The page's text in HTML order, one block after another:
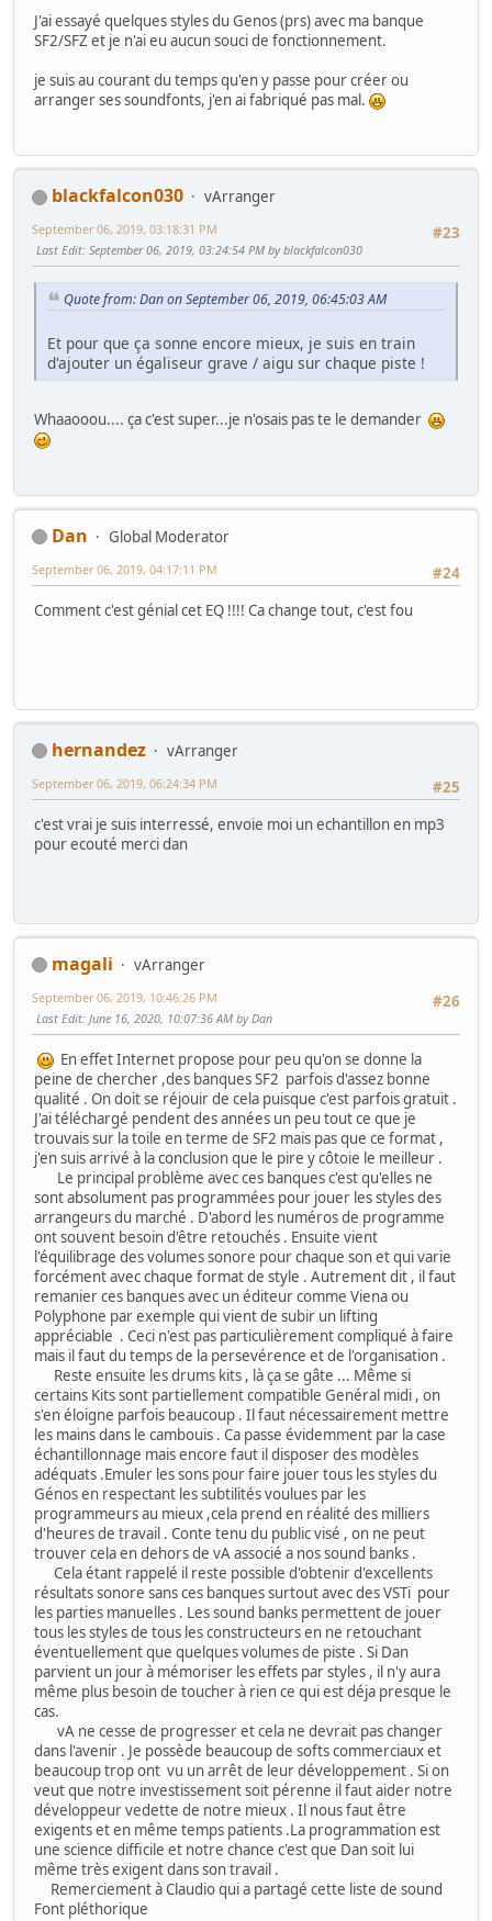
J'ai essayé quelques styles du Genos (prs) avec ma banque
SF2/SFZ et je n'ai eu aucun souci de fonctionnement.
je suis au courant du temps qu'en y passe pour créer ou
arranger ses soundfonts, j'en ai fabriqué pas mal.
blackfalcon030
vArranger
#23
September 06, 2019, 03:18:31 PM
Last Edit: September 06, 2019, 03:24:54 PM by blackfalcon030
Quote from: Dan on September 06, 2019, 06:45:03 AM
Et pour que ça sonne encore mieux, je suis en train
d'ajouter un égaliseur grave / aigu sur chaque piste !
Whaaooou.... ça c'est super...je n'osais pas te le demander
Dan
Global Moderator
#24
September 06, 2019, 04:17:11 PM
Comment c'est génial cet EQ !!!! Ca change tout, c'est fou
hernandez
vArranger
#25
September 06, 2019, 06:24:34 PM
c'est vrai je suis interressé, envoie moi un echantillon en mp3
pour ecouté merci dan
magali
vArranger
#26
September 06, 2019, 10:46:26 PM
Last Edit: June 16, 2020, 10:07:36 AM by Dan
En effet Internet propose pour peu qu'on se donne la
peine de chercher ,des banques SF2 parfois d'assez bonne
qualité . On doit se réjouir de cela puisque c'est parfois gratuit .
J'ai téléchargé pendent des années un peu tout ce que je
trouvais sur la toile en terme de SF2 mais pas que ce format ,
j'en suis arrivé à la conclusion que le pire y côtoie le meilleur .
Le principal problème avec ces banques c'est qu'elles ne
sont absolument pas programmées pour jouer les styles des
arrangeurs du marché . D'abord les numéros de programme
ont souvent besoin d'être retouchés . Ensuite vient
l'équilibrage des volumes sonore pour chaque son et qui varie
forcément avec chaque format de style . Autrement dit , il faut
remanier ces banques avec un éditeur comme Viena ou
Polyphone par exemple qui vient de subir un lifting
appréciable . Ceci n'est pas particulièrement compliqué à faire
mais il faut du temps de la persevérence et de l'organisation .
Reste ensuite les drums kits , là ça se gâte ... Même si
certains Kits sont partiellement compatible Genéral midi , on
s'en éloigne parfois beaucoup . Il faut nécessairement mettre
les mains dans le cambouis . Ca passe évidemment par la case
échantillonnage mais encore faut il disposer des modèles
adéquats .Emuler les sons pour faire jouer tous les styles du
Génos en respectant les subtilités voulues par les
programmeurs au mieux ,cela prend en réalité des milliers
d'heures de travail . Conte tenu du public visé , on ne peut
trouver cela en dehors de vA associé a nos sound banks .
Cela étant rappelé il reste possible d'obtenir d'excellents
résultats sonore sans ces banques surtout avec des VSTi pour
les parties manuelles . Les sound banks permettent de jouer
tous les styles de tous les constructeurs en ne retouchant
éventuellement que quelques volumes de piste . Si Dan
parvient un jour à mémoriser les effets par styles , il n'y aura
même plus besoin de toucher à rien ce qui est déja presque le
cas.
vA ne cesse de progresser et cela ne devrait pas changer
dans l'avenir . Je possède beaucoup de softs commerciaux et
beaucoup trop ont vu un arrêt de leur développement . Si on
veut que notre investissement soit pérenne il faut aider notre
développeur vedette de notre mieux . Il nous faut être
exigents et en même temps patients .La programmation est
une science difficile et notre chance c'est que Dan soit lui
même très exigent dans son travail .
Remerciement à Claudio qui a partagé cette liste de sound
Font pléthorique